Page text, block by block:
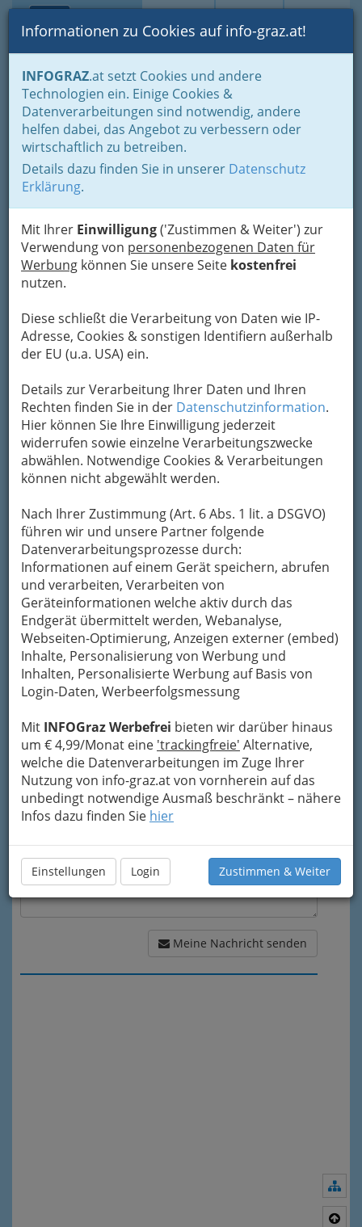
Suche Login Toggle
Informationen zu Cookies auf info-graz.at!
INFOGRAZ.at setzt Cookies und andere
Technologien ein. Einige Cookies &
Datenverarbeitungen sind notwendig, andere
helfen dabei, das Angebot zu verbessern oder
wirtschaftlich zu betreiben.
Details dazu finden Sie in unserer Datenschutz
Erklärung.
Mit Ihrer Einwilligung('Zustimmen & Weiter') zur
Verwendung von personenbezogenen Daten für
Werbung können Sie unsere Seite kostenfrei
nutzen.
Diese schließt die Verarbeitung von Daten wie IP-
Adresse, Cookies & sonstigen Identifiern außerhalb
der EU (u.a. USA) ein.
Details zur Verarbeitung Ihrer Daten und Ihren
Rechten finden Sie in der Datenschutzinformation.
Hier können Sie Ihre Einwilligung jederzeit
widerrufen sowie einzelne Verarbeitungszwecke
abwählen. Notwendige Cookies & Verarbeitungen
können nicht abgewählt werden.
Nach Ihrer Zustimmung (Art. 6 Abs. 1 lit. a DSGVO)
führen wir und unsere Partner folgende
Datenverarbeitungsprozesse durch:
Informationen auf einem Gerät speichern, abrufen
und verarbeiten, Verarbeiten von
Geräteinformationen welche aktiv durch das
Endgerät übermittelt werden, Webanalyse,
Webseiten-Optimierung, Anzeigen externer (embed)
Inhalte, Personalisierung von Werbung und
Inhalten, Personalisierte Werbung auf Basis von
Login-Daten, Werbeerfolgsmessung
Mit INFOGraz Werbefrei bieten wir darüber hinaus
um € 4,99/Monat eine 'trackingfreie' Alternative,
welche die Datenverarbeitungen im Zuge Ihrer
Nutzung von info-graz.at von vornherein auf das
unbedingt notwendige Ausmaß beschränkt – nähere
Infos dazu finden Sie hier
Einstellungen Login Zustimmen & Weiter
Home Branchen
Steiermärkische Blinden-
und
Sehbehindertenverband
Augasse 132, 8051 Graz
+43 316 682 240
Adresse mit Google Maps anschauen
Kontaktaufnahme
Um die Info-Graz Firmenvor Spam-Mails zu
bewahren , verwenden wir an dieser Stelle zur
Übermittlung Ihrer Nachricht ein sicheres
Formular. Ihre Nachricht wird nach dem
Absenden umgehend per Mail an das
Unternehmen Steiermärkische Blinden- und
Sehbehindertenverband weitergeleitet.
Mein Name
Meine Email Adresse
Mein Betreff
Meine Nachricht
Meine Nachricht senden